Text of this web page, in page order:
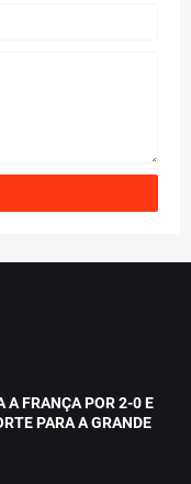
A FRANÇA POR 2-0 E
PARA A GRANDE